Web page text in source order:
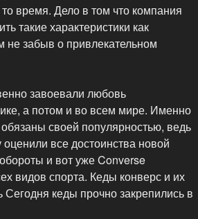
время. Дело в том что компания
такие характеристики как
не забыв о привлекательном
завоевали любовь
а потом и во всем мире. Именно
своей популярностью, ведь
все достоинства новой
и вот уже Converse
видов спорта. Кеды конверс и их
Сегодня кеды прочно закрепились в